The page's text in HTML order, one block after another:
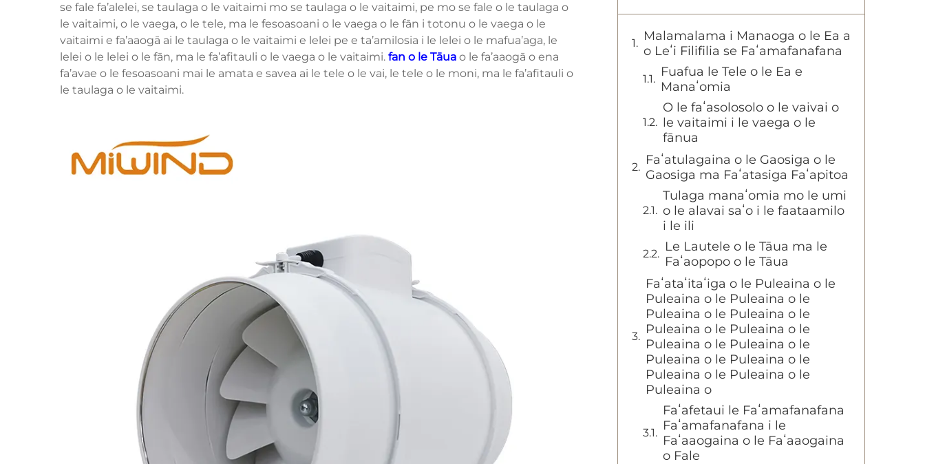
se fale fa’alelei, se taulaga o le vaitaimi mo se taulaga o le vaitaimi, pe mo se fale o le taulaga o
le vaitaimi, o le vaega, o le tele, ma le fesoasoani o le vaega o le fān i totonu o le vaega o le
vaitaimi e fa’aaogā ai le taulaga o le vaitaimi e lelei pe e ta’amilosia i le lelei o le mafua’aga, le
lelei o le lelei o le fān, ma le fa’afitauli o le vaega o le vaitaimi. fan o le Tāua o le fa’aaogā o ena
fa’avae o le fesoasoani mai le amata e savea ai le tele o le vai, le tele o le moni, ma le fa’afitauli o
le taulaga o le vaitaimi.
Malamalama i Manaoga o le Ea a
o Leʻi Filifilia se Faʻamafanafana
Fuafua le Tele o le Ea e
Manaʻomia
O le faʻasolosolo o le vaivai o
le vaitaimi i le vaega o le
fānua
Faʻatulagaina o le Gaosiga o le
Gaosiga ma Faʻatasiga Faʻapitoa
Tulaga manaʻomia mo le umi
o le alavai saʻo i le faataamilo
i le ili
Le Lautele o le Tāua ma le
Faʻaopopo o le Tāua
Faʻataʻitaʻiga o le Puleaina o le
Puleaina o le Puleaina o le
Puleaina o le Puleaina o le
Puleaina o le Puleaina o le
Puleaina o le Puleaina o le
Puleaina o le Puleaina o le
Puleaina o le Puleaina o le
Puleaina o
Faʻafetaui le Faʻamafanafana
Faʻamafanafana i le
Faʻaaogaina o le Faʻaaogaina
o Fale